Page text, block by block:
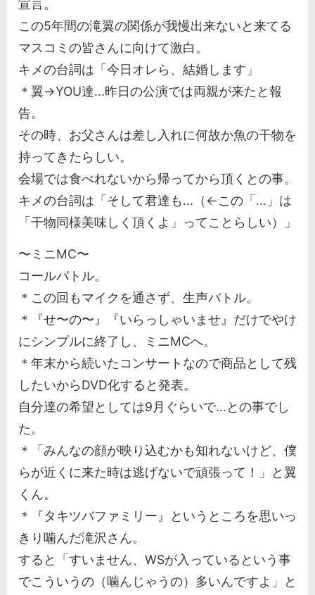
宣言。
この5年間の滝翼の関係が我慢出来ないと来てる
マスコミの皆さんに向けて激白。
キメの台詞は「今日オレら、結婚します」
＊翼→YOU達...昨日の公演では両親が来たと報
告。
その時、お父さんは差し入れに何故か魚の干物を
持ってきたらしい。
会場では食べれないから帰ってから頂くとの事。
キメの台詞は「そして君達も...（←この「...」は
「干物同様美味しく頂くよ」ってことらしい）」
〜ミニMC〜
コールバトル。
＊この回もマイクを通さず、生声バトル。
＊『せ〜の〜』『いらっしゃいませ』だけでやけ
にシンプルに終了し、ミニMCへ。
＊年末から続いたコンサートなので商品として残
したいからDVD化すると発表。
自分達の希望としては9月ぐらいで...との事でし
た。
＊「みんなの顔が映り込むかも知れないけど、僕
らが近くに来た時は逃げないで頑張って！」と翼
くん。
＊『タキツバファミリー』というところを思いっ
きり噛んだ滝沢さん。
すると「すいません、WSが入っているという事
でこういうの（噛んじゃうの）多いんですよ」と